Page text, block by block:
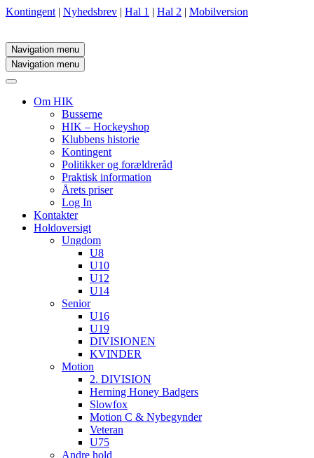
Kontingent | Nyhedsbrev | Hal 1 | Hal 2 | Mobilversion
Navigation menu
Navigation menu
Om HIK
Busserne
HIK – Hockeyshop
Klubbens historie
Kontingent
Politikker og forældreråd
Praktisk information
Årets priser
Log In
Kontakter
Holdoversigt
Ungdom
U8
U10
U12
U14
Senior
U16
U19
DIVISIONEN
KVINDER
Motion
2. DIVISION
Herning Honey Badgers
Slowfox
Motion C & Nybegynder
Veteran
U75
Andre hold